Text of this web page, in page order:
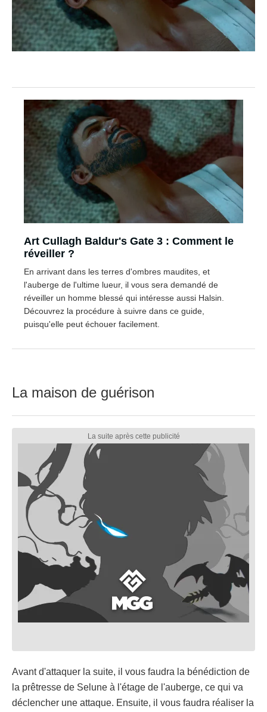
Art Cullagh Baldur's Gate 3 : Comment le
réveiller ?
En arrivant dans les terres d'ombres maudites, et
l'auberge de l'ultime lueur, il vous sera demandé de
réveiller un homme blessé qui intéresse aussi Halsin.
Découvrez la procédure à suivre dans ce guide,
puisqu'elle peut échouer facilement.
La maison de guérison
Avant d'attaquer la suite, il vous faudra la bénédiction de
la prêtresse de Selune à l'étage de l'auberge, ce qui va
déclencher une attaque. Ensuite, il vous faudra réaliser la